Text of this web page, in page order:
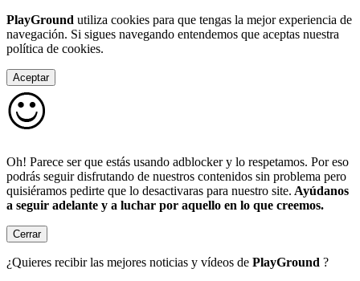
PlayGround utiliza cookies para que tengas la mejor experiencia de
navegación. Si sigues navegando entendemos que aceptas nuestra
política de cookies.
Aceptar
Oh! Parece ser que estás usando adblocker y lo respetamos. Por eso
podrás seguir disfrutando de nuestros contenidos sin problema pero
quisiéramos pedirte que lo desactivaras para nuestro site. Ayúdanos
a seguir adelante y a luchar por aquello en lo que creemos.
Cerrar
¿Quieres recibir las mejores noticias y vídeos de PlayGround ?